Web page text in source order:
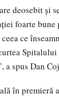
deosebit şi
foarte bune
ce
a spus Dan
în premieră